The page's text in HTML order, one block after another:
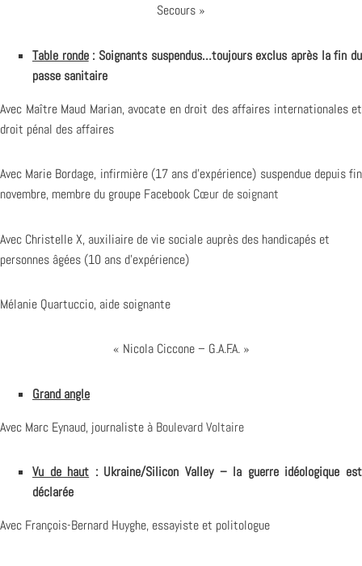
Secours »
Table ronde: Soignants suspendus…toujours exclus après la fin du
passe sanitaire
Avec Maître Maud Marian, avocate en droit des affaires internationales et
droit pénal des affaires
Avec Marie Bordage, infirmière (17 ans d’expérience) suspendue depuis fin
novembre, membre du groupe Facebook Cœur de soignant
Avec Christelle X, auxiliaire de vie sociale auprès des handicapés et
personnes âgées (10 ans d’expérience)
Mélanie Quartuccio, aide soignante
« Nicola Ciccone – G.A.F.A. »
Grand angle
Avec Marc Eynaud, journaliste à Boulevard Voltaire
Vu de haut : Ukraine/Silicon Valley – la guerre idéologique est
déclarée
Avec François-Bernard Huyghe, essayiste et politologue